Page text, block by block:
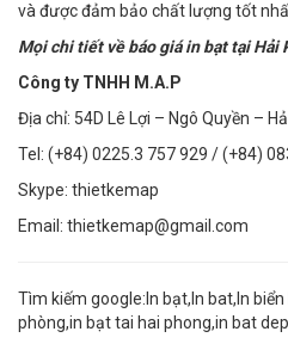
và được đảm bảo chất lượng tốt
Mọi chi tiết về báo giá in bạt tại Hải
Công ty TNHH M.A.P
Địa chỉ: 54D Lê Lợi – Ngô Quyền –
Tel: (+84) 0225.3 757 929 / (+84)
Skype: thietkemap
Email: thietkemap@gmail.com
Tìm kiếm google:In bạt,In bat,In
phòng,in bạt tai hai phong,in bat